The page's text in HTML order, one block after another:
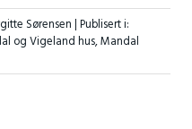
Sørensen |Publisert i:
og Vigeland hus,Mandal